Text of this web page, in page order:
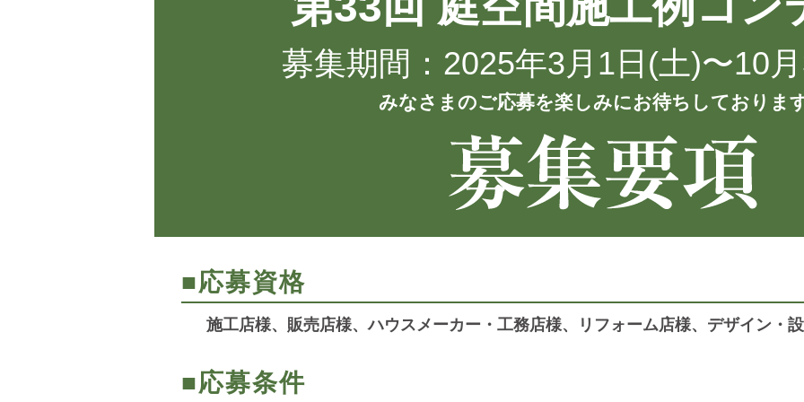
募集期間：2025年3月1日(土)〜10
みなさまのご応募を楽しみにお待ちしておりま
■応募資格
施工店様、販売店様、ハウスメーカー・工務店様、リフォーム店様、デザイン・
■応募条件